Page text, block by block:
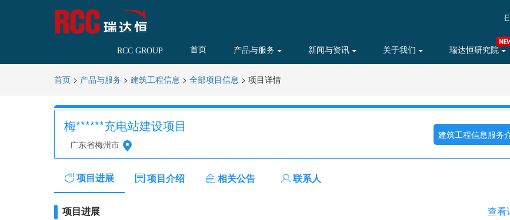
RCC GROUP 首页 产品与服务 新闻与资讯 关于我们 瑞达恒研究院
首页 > 产品与服务 > 建筑工程信息 > 全部项目信息 > 项目详情
梅******充电站建设项目
广东省梅州市
建筑工程信息服务
项目进展 项目介绍 相关公告 联系人
项目进展 查看